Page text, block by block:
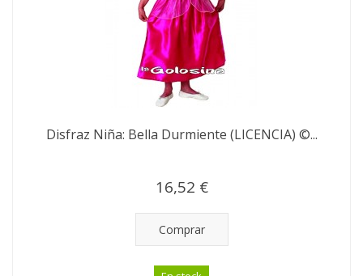
Disfraz Niña: Bella Durmiente (LICENCIA) ©...
16,52 €
Comprar